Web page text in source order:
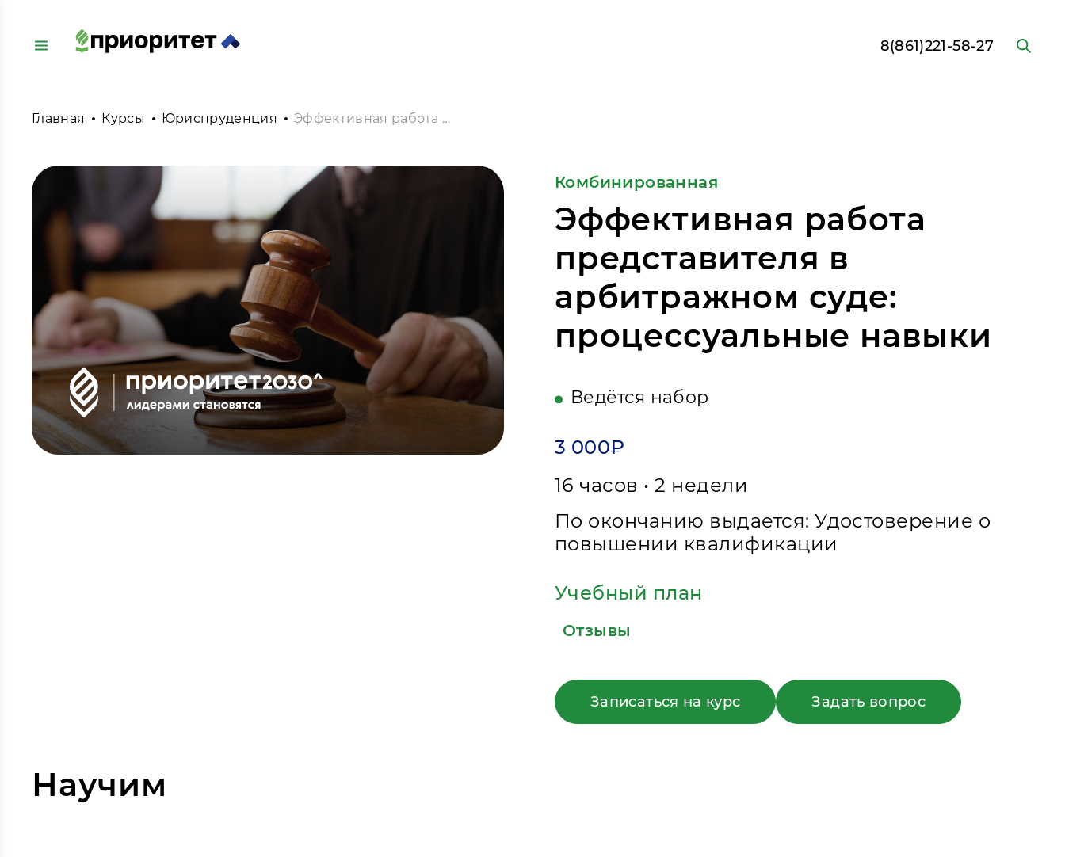
8(861)221-58-27
Главная Курсы Юриспруденция Эффективная работа представителя в арбитражном суде: процессуальные навыки
Комбинированная
Эффективная работа
представителя в
арбитражном суде:
процессуальные навыки
Ведётся набор
3 000₽
16 часов • 2 недели
По окончанию выдается: Удостоверение о
повышении квалификации
Учебный план
Отзывы
Записаться на курс Задать вопрос
Научим